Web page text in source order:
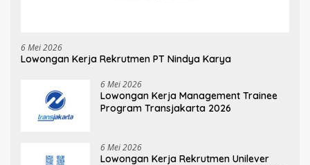
6 Mei 2026
Lowongan Kerja Rekrutmen PT Nindya Karya
6 Mei 2026
Lowongan Kerja Management Trainee
Program Transjakarta 2026
6 Mei 2026
Lowongan Kerja Rekrutmen Unilever